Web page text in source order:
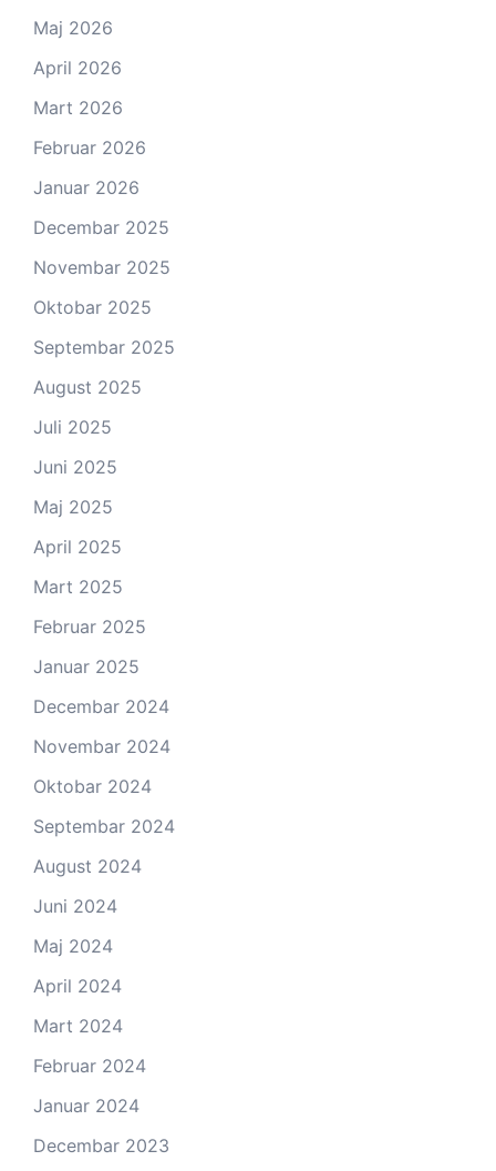
Maj 2026
April 2026
Mart 2026
Februar 2026
Januar 2026
Decembar 2025
Novembar 2025
Oktobar 2025
Septembar 2025
August 2025
Juli 2025
Juni 2025
Maj 2025
April 2025
Mart 2025
Februar 2025
Januar 2025
Decembar 2024
Novembar 2024
Oktobar 2024
Septembar 2024
August 2024
Juni 2024
Maj 2024
April 2024
Mart 2024
Februar 2024
Januar 2024
Decembar 2023